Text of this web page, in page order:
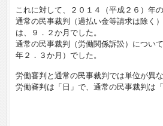
これに対して、２０１４（平成２６）年
通常の民事裁判（過払い金等請求は除く
は、９．２か月でした。
通常の民事裁判（労働関係訴訟）につい
年２．３か月）でした。
労働審判と通常の民事裁判では単位が異な
労働審判は「日」で、通常の民事裁判は「